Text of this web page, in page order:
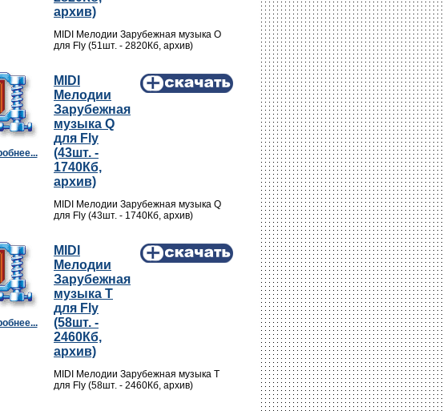
архив)
MIDI Мелодии Зарубежная музыка O
для Fly (51шт. - 2820Кб, архив)
MIDI
Мелодии
Зарубежная
музыка Q
для Fly
(43шт. -
1740Кб,
архив)
MIDI Мелодии Зарубежная музыка Q
для Fly (43шт. - 1740Кб, архив)
MIDI
Мелодии
Зарубежная
музыка T
для Fly
(58шт. -
2460Кб,
архив)
MIDI Мелодии Зарубежная музыка T
для Fly (58шт. - 2460Кб, архив)